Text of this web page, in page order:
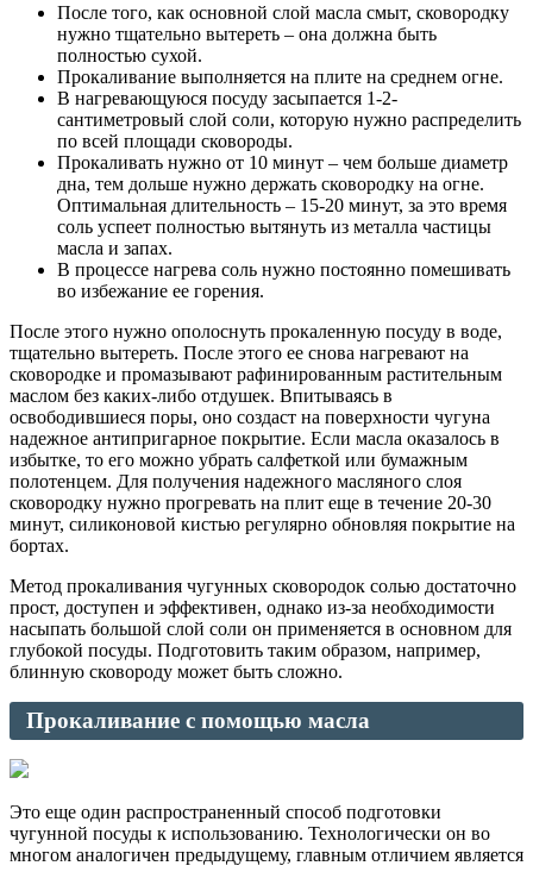
После того, как основной слой масла смыт, сковородку
нужно тщательно вытереть – она должна быть
полностью сухой.
Прокаливание выполняется на плите на среднем огне.
В нагревающуюся посуду засыпается 1-2-
сантиметровый слой соли, которую нужно распределить
по всей площади сковороды.
Прокаливать нужно от 10 минут – чем больше диаметр
дна, тем дольше нужно держать сковородку на огне.
Оптимальная длительность – 15-20 минут, за это время
соль успеет полностью вытянуть из металла частицы
масла и запах.
В процессе нагрева соль нужно постоянно помешивать
во избежание ее горения.
После этого нужно ополоснуть прокаленную посуду в воде,
тщательно вытереть. После этого ее снова нагревают на
сковородке и промазывают рафинированным растительным
маслом без каких-либо отдушек. Впитываясь в
освободившиеся поры, оно создаст на поверхности чугуна
надежное антипригарное покрытие. Если масла оказалось в
избытке, то его можно убрать салфеткой или бумажным
полотенцем. Для получения надежного масляного слоя
сковородку нужно прогревать на плит еще в течение 20-30
минут, силиконовой кистью регулярно обновляя покрытие на
бортах.
Метод прокаливания чугунных сковородок солью достаточно
прост, доступен и эффективен, однако из-за необходимости
насыпать большой слой соли он применяется в основном для
глубокой посуды. Подготовить таким образом, например,
блинную сковороду может быть сложно.
Прокаливание с помощью масла
Это еще один распространенный способ подготовки
чугунной посуды к использованию. Технологически он во
многом аналогичен предыдущему, главным отличием является